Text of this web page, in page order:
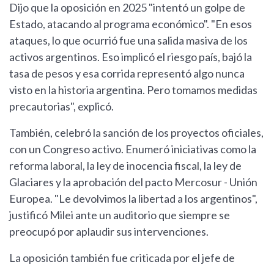
Dijo que la oposición en 2025 "intentó un golpe de
Estado, atacando al programa económico". "En esos
ataques, lo que ocurrió fue una salida masiva de los
activos argentinos. Eso implicó el riesgo país, bajó la
tasa de pesos y esa corrida representó algo nunca
visto en la historia argentina. Pero tomamos medidas
precautorias", explicó.
También, celebró la sanción de los proyectos oficiales,
con un Congreso activo. Enumeró iniciativas como la
reforma laboral, la ley de inocencia fiscal, la ley de
Glaciares y la aprobación del pacto Mercosur - Unión
Europea. "Le devolvimos la libertad a los argentinos",
justificó Milei ante un auditorio que siempre se
preocupó por aplaudir sus intervenciones.
La oposición también fue criticada por el jefe de